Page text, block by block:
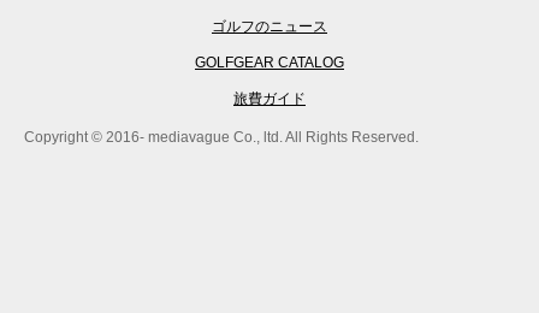
ゴルフのニュース
GOLFGEAR CATALOG
旅費ガイド
Copyright © 2016- mediavague Co., ltd. All Rights Reserved.